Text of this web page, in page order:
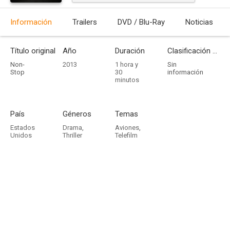
Estrenada
Información Trailers DVD / Blu-Ray Noticias
Título original
Non-
Stop
Año
2013
Duración
1 hora y
30
minutos
Clasificación por edades
Sin
información
País
Estados
Unidos
Géneros
Drama,
Thriller
Temas
Aviones,
Telefilm